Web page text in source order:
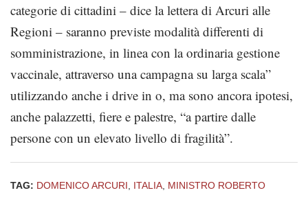
categorie di cittadini – dice la lettera di Arcuri alle
Regioni – saranno previste modalità differenti di
somministrazione, in linea con la ordinaria gestione
vaccinale, attraverso una campagna su larga scala”
utilizzando anche i drive in o, ma sono ancora ipotesi,
anche palazzetti, fiere e palestre, “a partire dalle
persone con un elevato livello di fragilità”.
TAG: DOMENICO ARCURI ITALIA MINISTRO ROBERTO